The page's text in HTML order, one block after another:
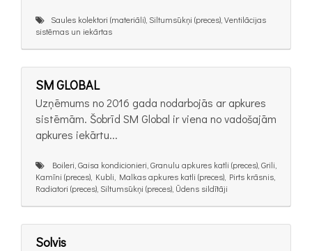
Saules kolektori (materiāli), Siltumsūkņi (preces), Ventilācijas
sistēmas un iekārtas
SM GLOBAL
Uzņēmums no 2016 gada nodarbojās ar apkures
sistēmām. Šobrīd SM Global ir viena no vadošajām
apkures iekārtu...
Boileri, Gaisa kondicionieri, Granulu apkures katli (preces), Grili,
Kamīni (preces), Kubli, Malkas apkures katli (preces), Pirts krāsnis,
Radiatori (preces), Siltumsūkņi (preces), Ūdens sildītāji
Solvis